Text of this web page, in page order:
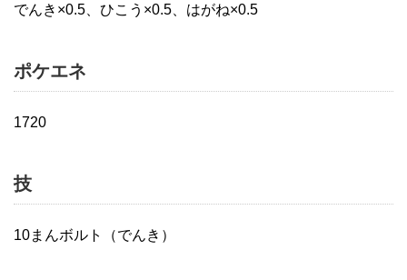
でんき×0.5、ひこう×0.5、はがね×0.5
ポケエネ
1720
技
10まんボルト（でんき）